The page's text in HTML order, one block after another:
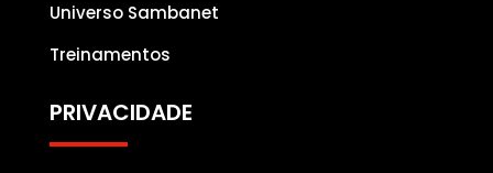
Universo Sambanet
Treinamentos
PRIVACIDADE